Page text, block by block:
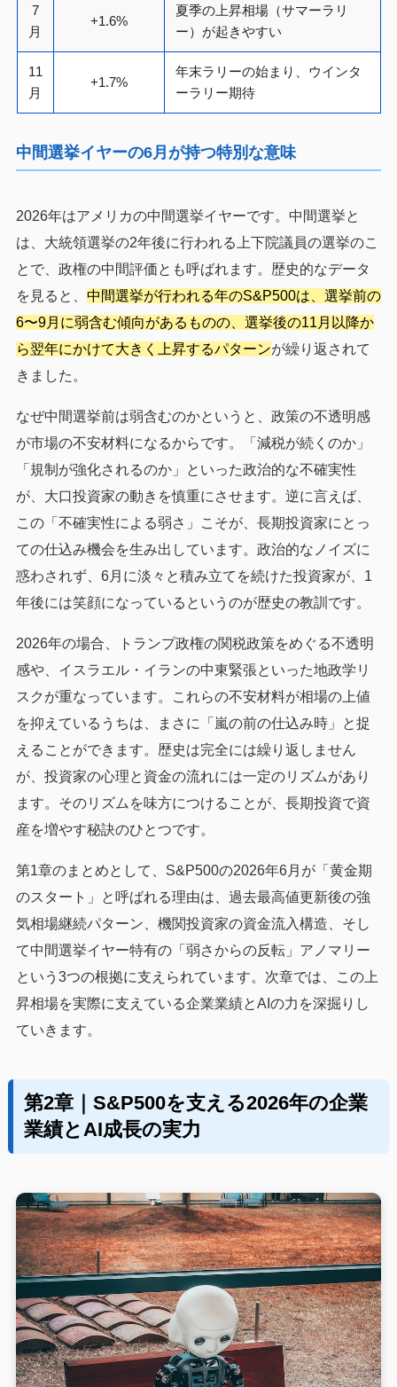
7
月
+1.6%
夏季の上昇相場（サマーラリ
ー）が起きやすい
11
月
+1.7%
年末ラリーの始まり、ウインタ
ーラリー期待
中間選挙イヤーの6月が持つ特別な意味
2026年はアメリカの中間選挙イヤーです。中間選挙と
は、大統領選挙の2年後に行われる上下院議員の選挙のこ
とで、政権の中間評価とも呼ばれます。歴史的なデータ
を見ると、 中間選挙が行われる年のS&P500は、選挙前の
6〜9月に弱含む傾向があるものの、選挙後の11月以降か
ら翌年にかけて大きく上昇するパターンが繰り返されて
きました。
なぜ中間選挙前は弱含むのかというと、政策の不透明感
が市場の不安材料になるからです。「減税が続くのか」
「規制が強化されるのか」といった政治的な不確実性
が、大口投資家の動きを慎重にさせます。逆に言えば、
この「不確実性による弱さ」こそが、長期投資家にとっ
ての仕込み機会を生み出しています。政治的なノイズに
惑わされず、6月に淡々と積み立てを続けた投資家が、1
年後には笑顔になっているというのが歴史の教訓です。
2026年の場合、トランプ政権の関税政策をめぐる不透明
感や、イスラエル・イランの中東緊張といった地政学リ
スクが重なっています。これらの不安材料が相場の上値
を抑えているうちは、まさに「嵐の前の仕込み時」と捉
えることができます。歴史は完全には繰り返しません
が、投資家の心理と資金の流れには一定のリズムがあり
ます。そのリズムを味方につけることが、長期投資で資
産を増やす秘訣のひとつです。
第1章のまとめとして、S&P500の2026年6月が「黄金期
のスタート」と呼ばれる理由は、過去最高値更新後の強
気相場継続パターン、機関投資家の資金流入構造、そし
て中間選挙イヤー特有の「弱さからの反転」アノマリー
という3つの根拠に支えられています。次章では、この上
昇相場を実際に支えている企業業績とAIの力を深掘りし
ていきます。
第2章｜S&P500を支える2026年の企業
業績とAI成長の実力